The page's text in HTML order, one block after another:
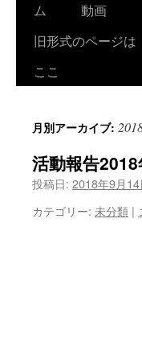
へ
ス
キ
ム
動画
旧形式のページは
ここ
月別アーカイブ:
活動報告2018
投稿日: 2018年9月14
カテゴリー: 未分類 |